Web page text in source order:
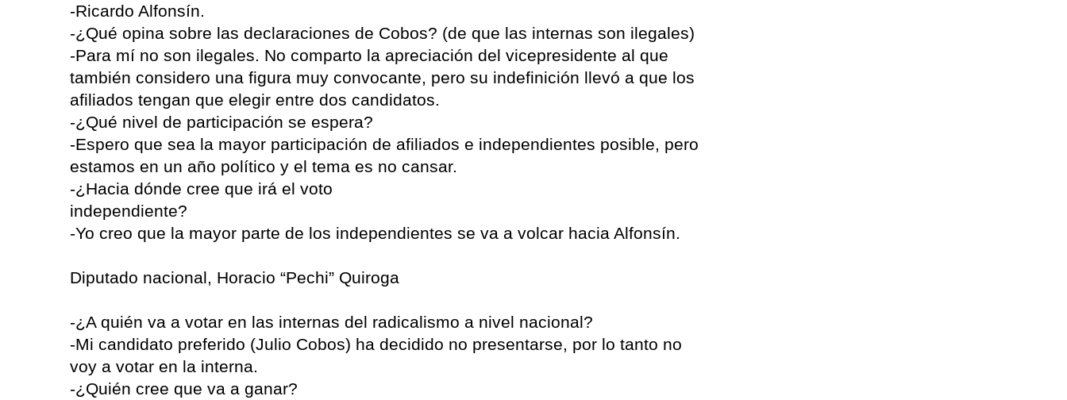
-Ricardo Alfonsín.
-¿Qué opina sobre las declaraciones de Cobos? (de que las internas son ilegales)
-Para mí no son ilegales. No comparto la apreciación del vicepresidente al que
también considero una figura muy convocante, pero su indefinición llevó a que los
afiliados tengan que elegir entre dos candidatos.
-¿Qué nivel de participación se espera?
-Espero que sea la mayor participación de afiliados e independientes posible, pero
estamos en un año político y el tema es no cansar.
-¿Hacia dónde cree que irá el voto
independiente?
-Yo creo que la mayor parte de los independientes se va a volcar hacia Alfonsín.
Diputado nacional, Horacio “Pechi” Quiroga
-¿A quién va a votar en las internas del radicalismo a nivel nacional?
-Mi candidato preferido (Julio Cobos) ha decidido no presentarse, por lo tanto no
voy a votar en la interna.
-¿Quién cree que va a ganar?